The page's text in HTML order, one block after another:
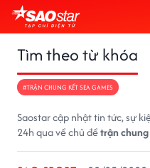
Tìm theo từ khóa
#TRẬN CHUNG KẾT SEA GAMES
Saostar cập nhật tin tức, sự
24h qua về chủ đềtrận